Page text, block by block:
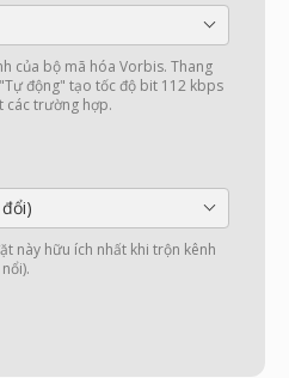
của bộ mã hóa Vorbis. Thang
động" tạo tốc độ bit 112 kbps
các trường hợp.
này hữu ích nhất khi trộn kênh